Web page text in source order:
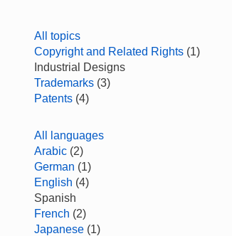
All topics
Copyright and Related Rights (1)
Industrial Designs
Trademarks (3)
Patents (4)
All languages
Arabic (2)
German (1)
English (4)
Spanish
French (2)
Japanese (1)